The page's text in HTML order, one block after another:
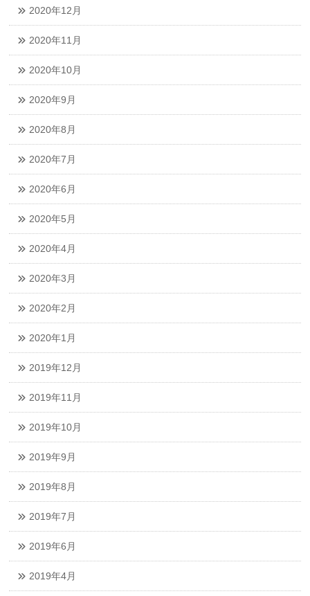
2020年12月
2020年11月
2020年10月
2020年9月
2020年8月
2020年7月
2020年6月
2020年5月
2020年4月
2020年3月
2020年2月
2020年1月
2019年12月
2019年11月
2019年10月
2019年9月
2019年8月
2019年7月
2019年6月
2019年4月